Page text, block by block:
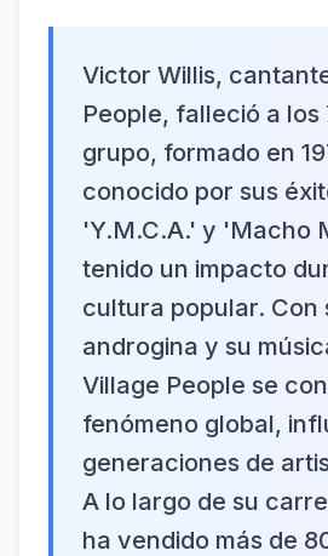
Victor Willis,
People, falleció a los
grupo, formado en
conocido por sus
'Y.M.C.A.' y 'Macho
tenido un impacto
cultura popular. Con
androgina y su
Village People se
fenómeno global,
generaciones de
A lo largo de su
ha vendido más de